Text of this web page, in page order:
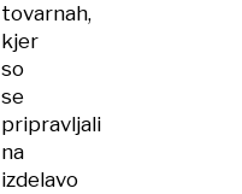
tovarnah,
kjer
so
se
pripravljali
na
izdelavo